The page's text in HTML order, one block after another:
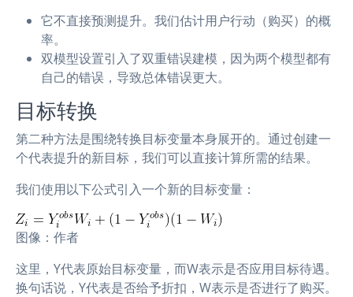
它不直接预测提升。我们估计用户行动（购买）的概
率。
双模型设置引入了双重错误建模，因为两个模型都有
自己的错误，导致总体错误更大。
目标转换
第二种方法是围绕转换目标变量本身展开的。通过创建一
个代表提升的新目标，我们可以直接计算所需的结果。
我们使用以下公式引入一个新的目标变量：
图像：作者
这里，Y代表原始目标变量，而W表示是否应用目标待遇。
换句话说，Y代表是否给予折扣，W表示是否进行了购买。